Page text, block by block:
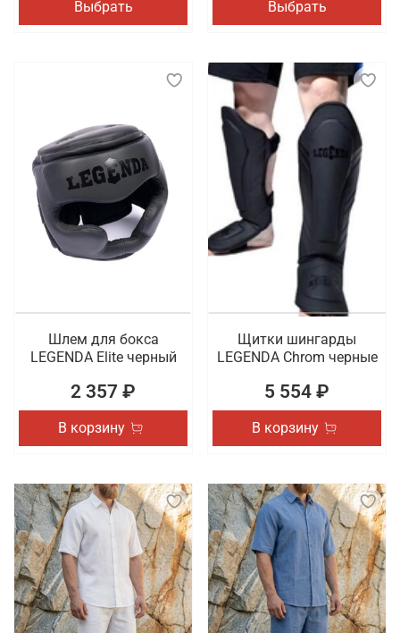
Выбрать Выбрать
Шлем для бокса
LEGENDA Elite черный
2 357 ₽
В корзину
Щитки шингарды
LEGENDA Chrom черные
5 554 ₽
В корзину